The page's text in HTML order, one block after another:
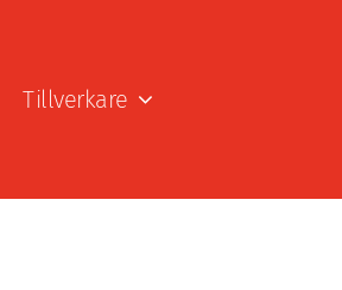
Tillverkare